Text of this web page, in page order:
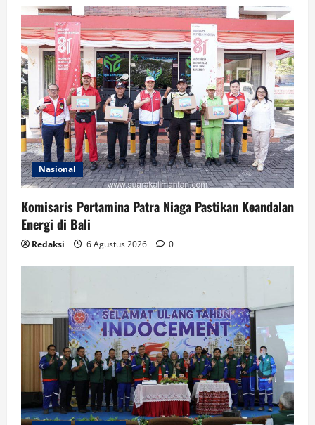
Nasional
Komisaris Pertamina Patra Niaga Pastikan Keandalan
Energi di Bali
Redaksi 6 Agustus 2026 0